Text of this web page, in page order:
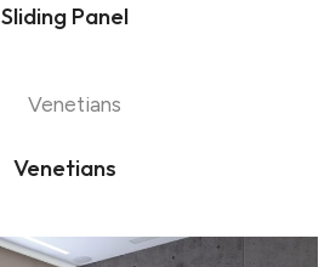
Sliding Panel
Venetians